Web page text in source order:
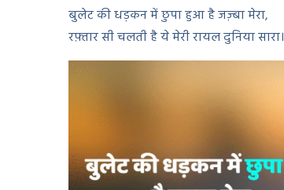
बुलेट की धड़कन में छुपा हुआ है जज़्बा मेरा,
रफ़्तार सी चलती है ये मेरी रायल दुनिया सारा।